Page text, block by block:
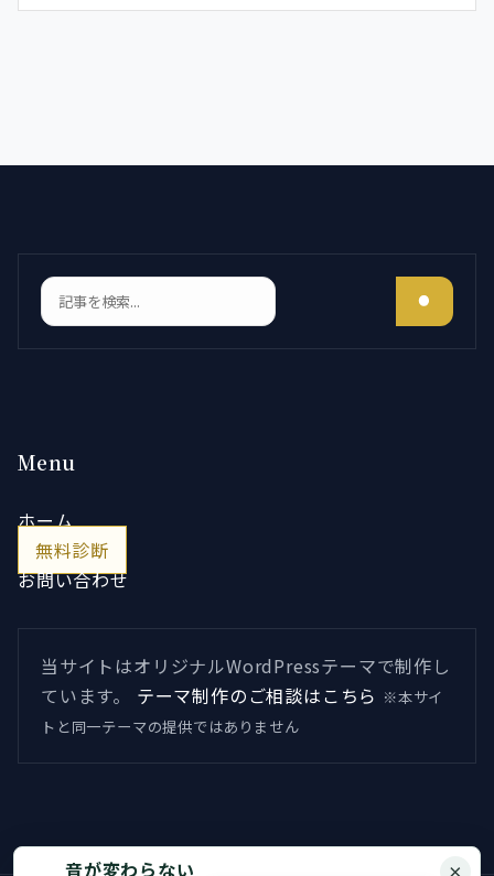
検索
Menu
ホーム
無料診断
お問い合わせ
当サイトはオリジナルWordPressテーマで制作し
ています。
テーマ制作のご相談はこちら ※本サイ
トと同一テーマの提供ではありません
音が変わらない